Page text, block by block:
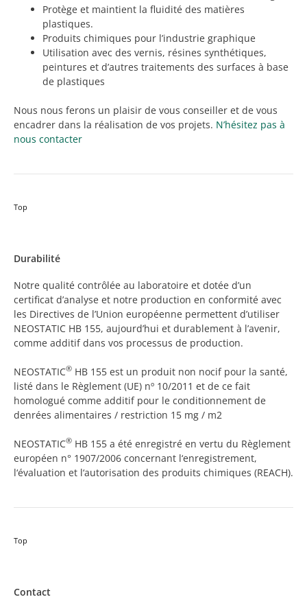
Protège et maintient la fluidité des matières
plastiques.
Produits chimiques pour l’industrie graphique
Utilisation avec des vernis, résines synthétiques,
peintures et d’autres traitements des surfaces à base
de plastiques
Nous nous ferons un plaisir de vous conseiller et de vous
encadrer dans la réalisation de vos projets. N’hésitez pas à
nous contacter
Top
Durabilité
Notre qualité contrôlée au laboratoire et dotée d’un
certificat d’analyse et notre production en conformité avec
les Directives de l’Union européenne permettent d’utiliser
NEOSTATIC HB 155, aujourd’hui et durablement à l’avenir,
comme additif dans vos processus de production.
NEOSTATIC® HB 155 est un produit non nocif pour la santé,
listé dans le Règlement (UE) nº 10/2011 et de ce fait
homologué comme additif pour le conditionnement de
denrées alimentaires / restriction 15 mg / m2
NEOSTATIC® HB 155 a été enregistré en vertu du Règlement
européen n° 1907/2006 concernant l‘enregistrement,
l‘évaluation et l‘autorisation des produits chimiques (REACH).
Top
Contact